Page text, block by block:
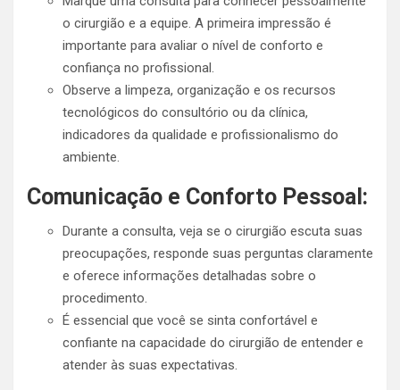
o cirurgião e a equipe. A primeira impressão é
importante para avaliar o nível de conforto e
confiança no profissional.
Observe a limpeza, organização e os recursos
tecnológicos do consultório ou da clínica,
indicadores da qualidade e profissionalismo do
ambiente.
Comunicação e Conforto Pessoal:
Durante a consulta, veja se o cirurgião escuta suas
preocupações, responde suas perguntas claramente
e oferece informações detalhadas sobre o
procedimento.
É essencial que você se sinta confortável e
confiante na capacidade do cirurgião de entender e
atender às suas expectativas.